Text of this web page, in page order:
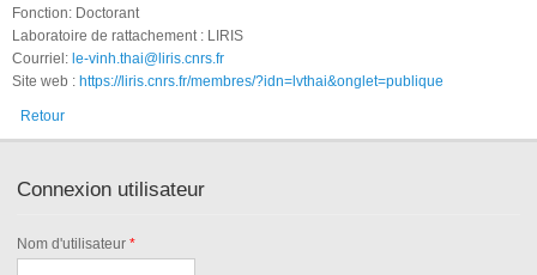
Fonction: Doctorant
Laboratoire de rattachement : LIRIS
Courriel: le-vinh.thai@liris.cnrs.fr
Site web : https://liris.cnrs.fr/membres/?idn=lvthai&onglet=publique
Retour
Connexion utilisateur
Nom d'utilisateur*